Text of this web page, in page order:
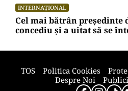
INTERNAȚIONAL
Cel mai bătrân președinte
concediu și a uitat să se
TOS Politica Cookies
Despre Noi